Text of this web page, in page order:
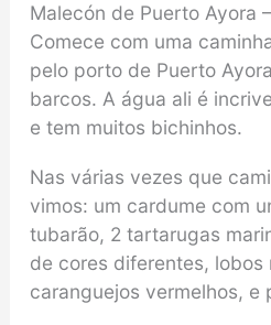
Malecón de Puerto Ayora
Comece com uma
pelo porto de Puerto
barcos. A água ali é
e tem muitos bichinhos.
Nas várias vezes que
vimos: um cardume com
tubarão, 2 tartarugas
de cores diferentes, lobos
caranguejos vermelhos, e